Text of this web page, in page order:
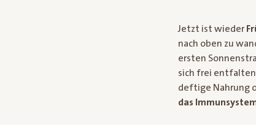
Jetzt ist wieder
nach oben zu
ersten
sich frei
deftige Nahrung
das